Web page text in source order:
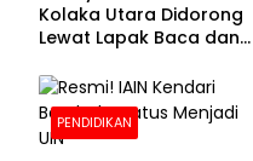
Kolaka Utara Didorong
Lewat Lapak Baca dan
PENDIDIKAN